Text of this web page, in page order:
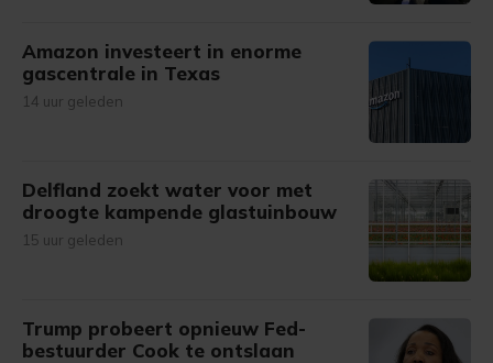
Amazon investeert in enorme
gascentrale in Texas
14 uur geleden
Delfland zoekt water voor met
droogte kampende glastuinbouw
15 uur geleden
Trump probeert opnieuw Fed-
bestuurder Cook te ontslaan